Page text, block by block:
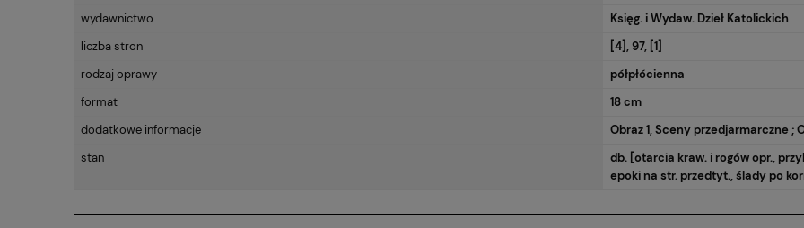
wydawnictwo
Księg. i Wydaw. Dzieł Katolickich
liczba stron
[4], 97, [1]
rodzaj oprawy
półpłócienna
format
18 cm
dodatkowe informacje
Obraz 1, Sceny przedjarmarczne ;
stan
db. [otarcia kraw. i rogów opr.,
epoki na str. przedtyt., ślady po